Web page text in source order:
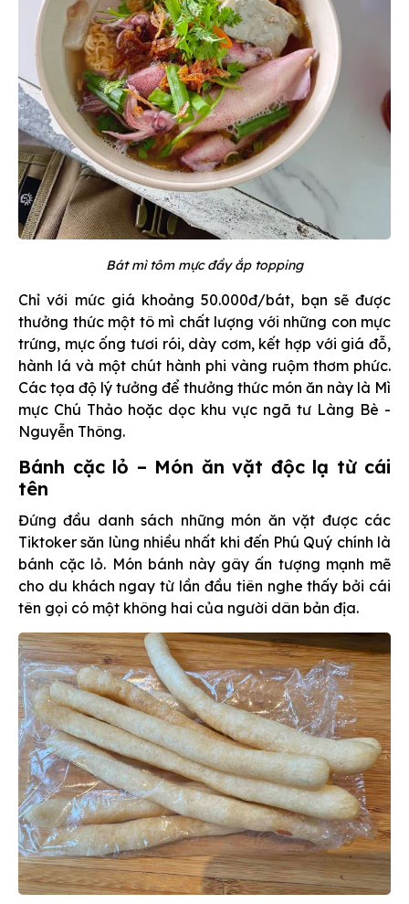
Bát mì tôm mực đầy ắp topping
Chỉ với mức giá khoảng 50.000đ/bát, bạn sẽ được
thưởng thức một tô mì chất lượng với những con mực
trứng, mực ống tươi rói, dày cơm, kết hợp với giá đỗ,
hành lá và một chút hành phi vàng ruộm thơm phức.
Các tọa độ lý tưởng để thưởng thức món ăn này là Mì
mực Chú Thảo hoặc dọc khu vực ngã tư Làng Bè -
Nguyễn Thông.
Bánh cặc lỏ – Món ăn vặt độc lạ từ cái
tên
Đứng đầu danh sách những món ăn vặt được các
Tiktoker săn lùng nhiều nhất khi đến Phú Quý chính là
bánh cặc lỏ. Món bánh này gây ấn tượng mạnh mẽ
cho du khách ngay từ lần đầu tiên nghe thấy bởi cái
tên gọi có một không hai của người dân bản địa.